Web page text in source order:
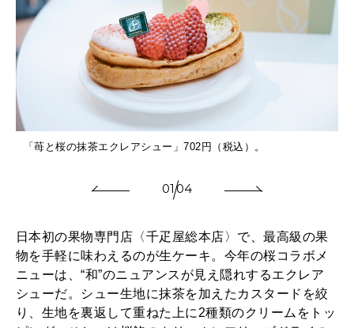
「苺と桜の抹茶エクレアシュー」702円（税込）。
0104
日本初の果物専門店〈千疋屋総本店〉で、最高級の果
物を手軽に味わえるのが生ケーキ。今年の桜コラボメ
ニューは、“和”のニュアンスが見え隠れするエクレア
シューだ。シュー生地に抹茶を加えたカスタードを絞
り、生地を裏返して重ねた上に2種類のクリームをトッ